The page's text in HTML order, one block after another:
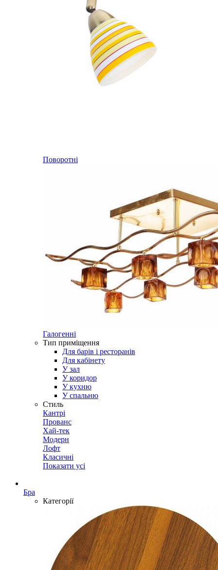
Поворотні
Галогенні
Тип приміщення
Для барів і ресторанів
Для кабінету
У зал
У коридор
У кухню
У спальню
Стиль
Кантрі
Прованс
Хай-тек
Модерн
Лофт
Класичні
Показати усі
Бра
Категорії